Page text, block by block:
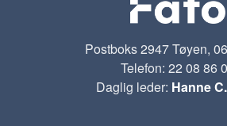
Postboks 2947 Tøyen,
Telefon: 22 08 86
Daglig leder: Hanne